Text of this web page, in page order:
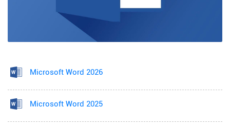
Microsoft Word 2026
Microsoft Word 2025